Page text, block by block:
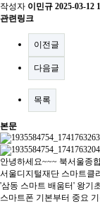
작성자 이민규 2025-03-12
관련링크
이전글
다음글
목록
본문
안녕하세요~~~ 북서울종
서울디지털재단 스마트클
'삼동 스마트 배움터' 왕기
스마트폰 기본부터 중요